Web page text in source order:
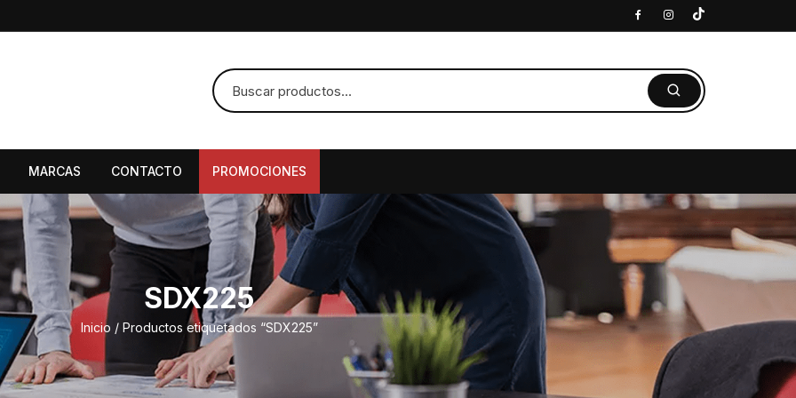
MARCAS CONTACTO PROMOCIONES
SDX225
Inicio / Productos etiquetados “SDX225”